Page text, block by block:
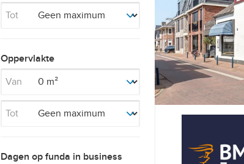
Tot
Oppervlakte
Van
Tot
Dagen op funda in business